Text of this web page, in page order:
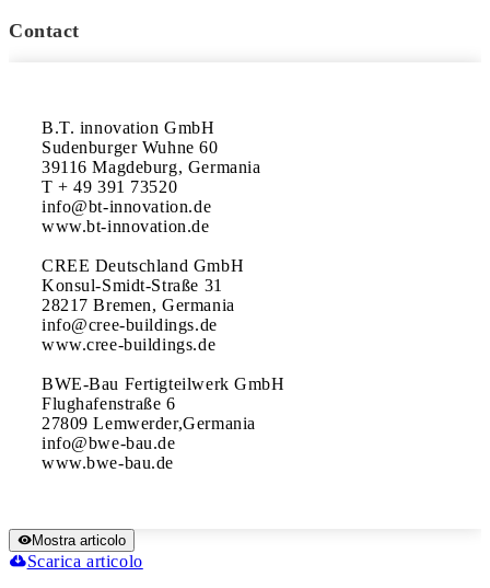
Contact
B.T. innovation GmbH
Sudenburger Wuhne 60
39116 Magdeburg, Germania
T + 49 391 73520
info@bt-innovation.de
www.bt-innovation.de
CREE Deutschland GmbH
Konsul-Smidt-Straße 31
28217 Bremen, Germania
info@cree-buildings.de
www.cree-buildings.de
BWE-Bau Fertigteilwerk GmbH
Flughafenstraße 6
27809 Lemwerder,Germania
info@bwe-bau.de
www.bwe-bau.de
Mostra articolo
Scarica articolo